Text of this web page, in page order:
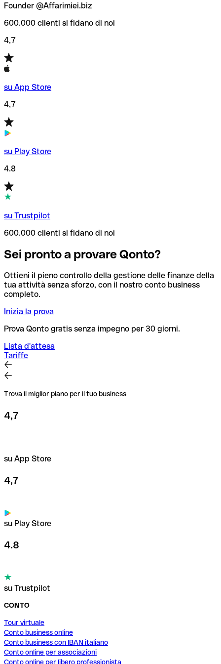
Founder @Affarimiei.biz
600.000 clienti si fidano di noi
4,7
su App Store
4,7
su Play Store
4.8
su Trustpilot
600.000 clienti si fidano di noi
Sei pronto a provare Qonto?
Ottieni il pieno controllo della gestione delle finanze della
tua attività senza sforzo, con il nostro conto business
completo.
Inizia la prova
Prova Qonto gratis senza impegno per 30 giorni.
Lista d'attesa
Tariffe
Trova il miglior piano per il tuo business
4,7
su App Store
4,7
su Play Store
4.8
su Trustpilot
CONTO
Tour virtuale
Conto business online
Conto business con IBAN italiano
Conto online per associazioni
Conto online per libero professionista